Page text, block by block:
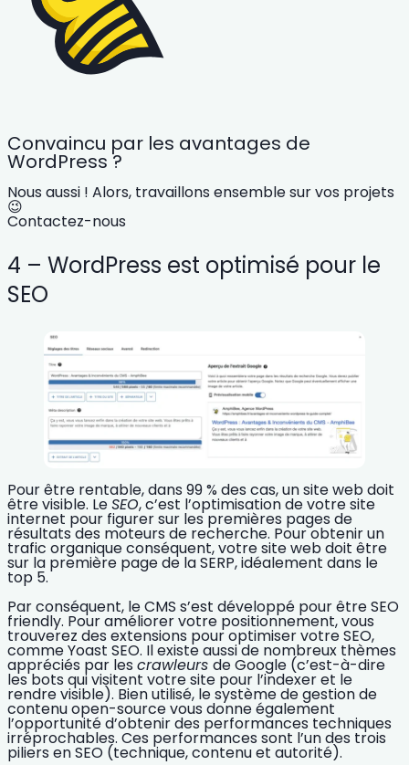
Convaincu par les avantages de
WordPress ?
Nous aussi ! Alors, travaillons ensemble sur vos projets
😉
Contactez-nous
4 – WordPress est optimisé pour le
SEO
Pour être rentable, dans 99 % des cas, un site web doit
êtrevisible. LeSEO, c’est l’optimisationde votre site
internet pour figurer sur lespremières pages de
résultats des moteurs de recherche. Pour obtenir un
trafic organique conséquent, votre site web doit être
sur la première page de la SERP, idéalement dans le
top 5.
Par conséquent, le CMS s’est développé pour êtreSEO
friendly. Pour améliorer votre positionnement, vous
trouverez des extensions pour optimiser votre SEO,
comme Yoast SEO. Il existe aussi de nombreux thèmes
appréciés par les crawleurs de Google (c’est-à-dire
les bots qui visitent votre site pour l’indexer et le
rendre visible). Bien utilisé, le système de gestion de
contenu open-source vous donne également
l’opportunité d’obtenir des performances techniques
irréprochables. Ces performances sont l’un des trois
piliers en SEO (technique, contenu et autorité).